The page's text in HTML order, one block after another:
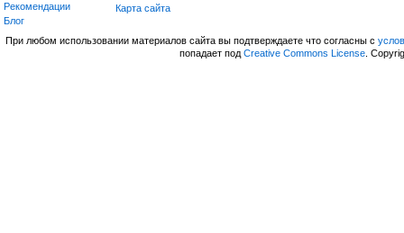
Рекомендации
Блог
Карта сайта
При любом использовании материалов сайта вы подтверждаете что согласны с
попадает под Creative Commons License.